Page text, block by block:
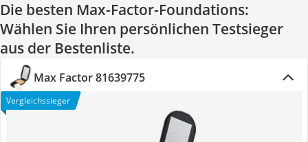
Die besten Max-Factor-Foundations:
Wählen Sie Ihren persönlichen Testsieger
aus der Bestenliste.
Max Factor 81639775
Vergleichssieger